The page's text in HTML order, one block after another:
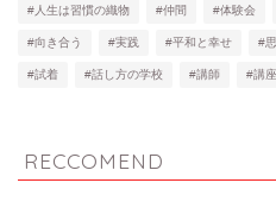
#人生は習慣の織物 #仲間 #体験会
#向き合う #実践 #平和と幸せ #
#試着 #話し方の学校 #講師 #講座
RECCOMEND